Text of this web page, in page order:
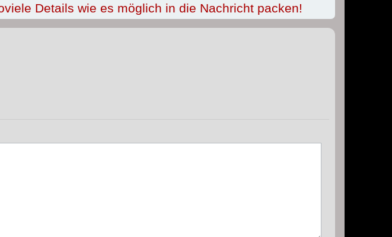
Details wie es möglich in die Nachricht packen!